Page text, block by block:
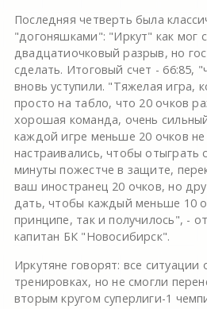
Последняя четверть была
"догоняшками": "Иркут" как мог
двадцатиочковый разрыв, но
сделать. Итоговый счет - 66:85,
вновь уступили. "Тяжелая игра,
просто на табло, что 20 очков
хорошая команда, очень
каждой игре меньше 20 очков
настраивались, чтобы отыграть
минуты пожестче в защите,
ваш иностранец 20 очков, но
дать, чтобы каждый меньше 10
принципе, так и получилось", -
капитан БК "Новосибирск".
Иркутяне говорят: все ситуации
тренировках, но не смогли
вторым кругом суперлиги-1